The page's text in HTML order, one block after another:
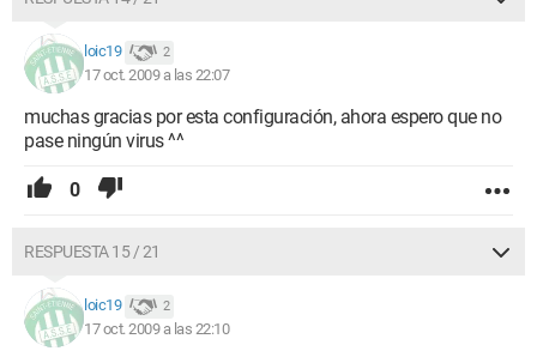
loic19 2
17 oct. 2009 a las 22:07
muchas gracias por esta configuración, ahora espero que no
pase ningún virus ^^
0
RESPUESTA 15 / 21
loic19 2
17 oct. 2009 a las 22:10